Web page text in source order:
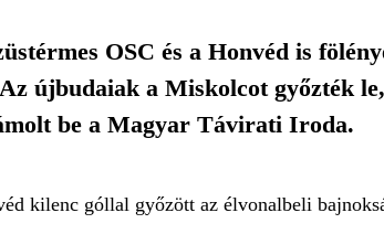
OSC és a Honvéd is
újbudaiak a Miskolcot győzték
be a Magyar Távirati Iroda.
kilenc góllal győzött az élvonalbeli